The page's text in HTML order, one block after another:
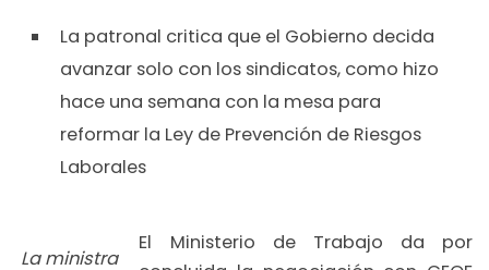
La patronal critica que el Gobierno decida
avanzar solo con los sindicatos, como hizo
hace una semana con la mesa para
reformar la Ley de Prevención de Riesgos
Laborales
La ministra
El Ministerio de Trabajo da por